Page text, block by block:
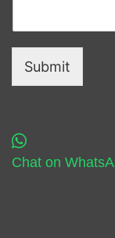
Submit
Chat on